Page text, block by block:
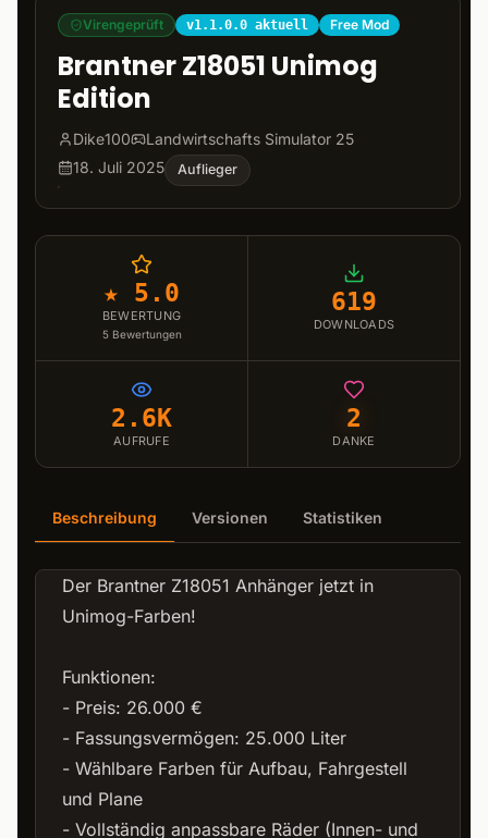
Virengeprüft v1.1.0.0 aktuell Free Mod
Brantner Z18051 Unimog
Edition
Dike100
Landwirtschafts Simulator 25
18. Juli 2025
Auflieger
★ 5.0
BEWERTUNG
5 Bewertungen
619
DOWNLOADS
2.6K
AUFRUFE
2
DANKE
Beschreibung Versionen Statistiken
Der Brantner Z18051 Anhänger jetzt in
Unimog-Farben!
Funktionen:
- Preis: 26.000 €
- Fassungsvermögen: 25.000 Liter
- Wählbare Farben für Aufbau, Fahrgestell
und Plane
- Vollständig anpassbare Räder (Innen- und